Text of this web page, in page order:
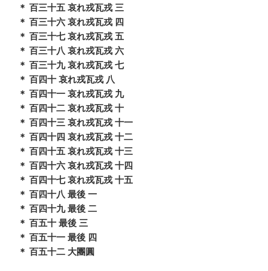
＊ 百三十五 哀れ戎瓦戎 三
＊ 百三十六 哀れ戎瓦戎 四
＊ 百三十七 哀れ戎瓦戎 五
＊ 百三十八 哀れ戎瓦戎 六
＊ 百三十九 哀れ戎瓦戎 七
＊ 百四十 哀れ戎瓦戎 八
＊ 百四十一 哀れ戎瓦戎 九
＊ 百四十二 哀れ戎瓦戎 十
＊ 百四十三 哀れ戎瓦戎 十一
＊ 百四十四 哀れ戎瓦戎 十二
＊ 百四十五 哀れ戎瓦戎 十三
＊ 百四十六 哀れ戎瓦戎 十四
＊ 百四十七 哀れ戎瓦戎 十五
＊ 百四十八 最後 一
＊ 百四十九 最後 二
＊ 百五十 最後 三
＊ 百五十一 最後 四
＊ 百五十二 大團圓